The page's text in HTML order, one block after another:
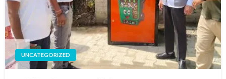
UNCATEGORIZED